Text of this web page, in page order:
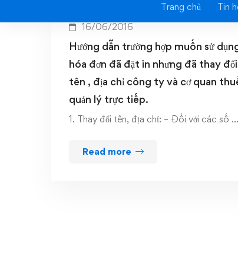
Trang chủ Tin
16/06/2016
Hướng dẫn trường hợp muốn sử
hóa đơn đã đặt in nhưng đã thay đổi
tên , địa chỉ công ty và cơ quan
quản lý trực tiếp.
1. Thay đổi tên, địa chỉ: – Đối với các số …
Read more